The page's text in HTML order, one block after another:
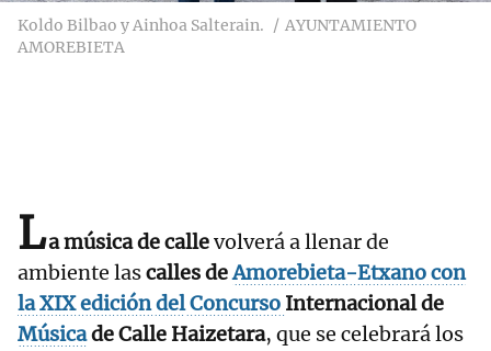
Koldo Bilbao y Ainhoa Salterain.
AYUNTAMIENTO
AMOREBIETA
La música de callevolverá a llenar de
ambiente lascalles deAmorebieta-Etxanocon
la XIX edición delConcurso Internacional de
Músicade Calle Haizetara, que se celebrará los